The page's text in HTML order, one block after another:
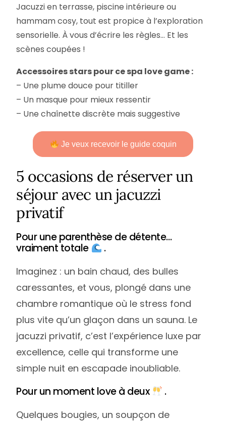
Jacuzzi en terrasse, piscine intérieure ou
hammam cosy, tout est propice à l’exploration
sensorielle. À vous d’écrire les règles… Et les
scènes coupées !
Accessoires stars pour ce spa love game :
– Une plume douce pour titiller
– Un masque pour mieux ressentir
– Une chaînette discrète mais suggestive
Je veux recevoir le guide coquin
5 occasions de réserver un
séjour avec un jacuzzi
privatif
Pour une parenthèse de détente…
vraiment totale
.
Imaginez : un bain chaud, des bulles
caressantes, et vous, plongé dans une
chambre romantique où le stress fond
plus vite qu’un glaçon dans un sauna. Le
jacuzzi privatif, c’est l’expérience luxe par
excellence, celle qui transforme une
simple nuit en escapade inoubliable.
Pour un moment love à deux .
Quelques bougies, un soupçon de